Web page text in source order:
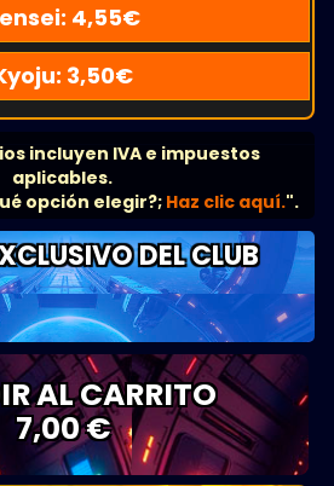
4,55€
3,50€
incluyen IVA e impuestos
aplicables.
opción elegir?; Haz clic aquí.".
DEL CLUB
AL CARRITO
7,00 €